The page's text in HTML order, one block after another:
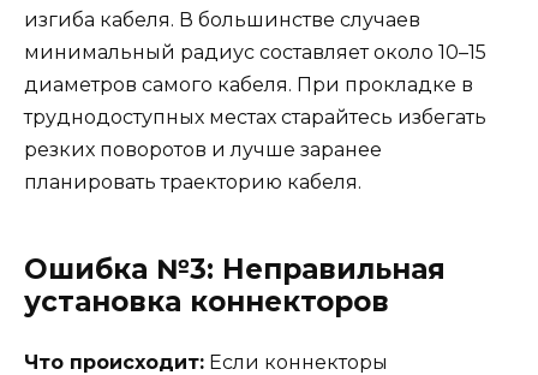
изгиба кабеля. В большинстве случаев
минимальный радиус составляет около 10–15
диаметров самого кабеля. При прокладке в
труднодоступных местах старайтесь избегать
резких поворотов и лучше заранее
планировать траекторию кабеля.
Ошибка №3: Неправильная
установка коннекторов
Что происходит: Если коннекторы